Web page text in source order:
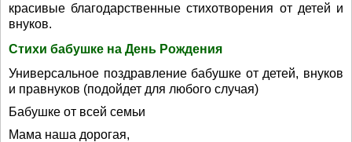
красивые благодарственные стихотворения от детей и
внуков.
Стихи бабушке на День Рождения
Универсальное поздравление бабушке от детей, внуков
и правнуков (подойдет для любого случая)
Бабушке от всей семьи
Мама наша дорогая,